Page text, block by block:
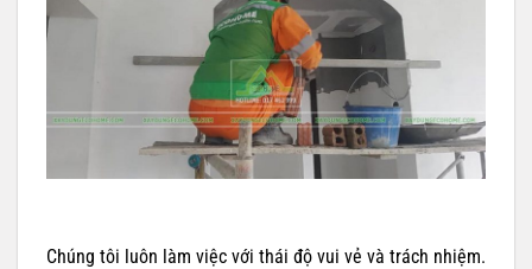
Chúng tôi luôn làm việc với thái độ vui vẻ và trách nhiệm.